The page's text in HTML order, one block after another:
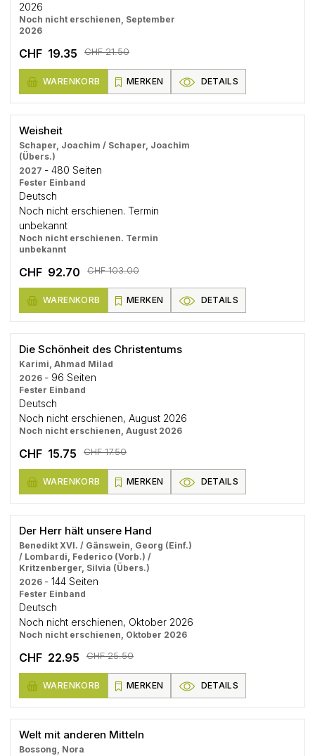
2026
Noch nicht erschienen, September
2026
CHF 19.35 CHF 21.50
WARENKORB MERKEN DETAILS
Weisheit
Schaper, Joachim / Schaper, Joachim
(Übers.)
2027 - 480 Seiten
Fester Einband
Deutsch
Noch nicht erschienen. Termin
unbekannt
Noch nicht erschienen. Termin
unbekannt
CHF 92.70 CHF 103.00
WARENKORB MERKEN DETAILS
Die Schönheit des Christentums
Karimi, Ahmad Milad
2026 - 96 Seiten
Fester Einband
Deutsch
Noch nicht erschienen, August 2026
Noch nicht erschienen, August 2026
CHF 15.75 CHF 17.50
WARENKORB MERKEN DETAILS
Der Herr hält unsere Hand
Benedikt XVI. / Gänswein, Georg (Einf.)
/ Lombardi, Federico (Vorb.) /
Kritzenberger, Silvia (Übers.)
2026 - 144 Seiten
Fester Einband
Deutsch
Noch nicht erschienen, Oktober 2026
Noch nicht erschienen, Oktober 2026
CHF 22.95 CHF 25.50
WARENKORB MERKEN DETAILS
Welt mit anderen Mitteln
Bossong, Nora